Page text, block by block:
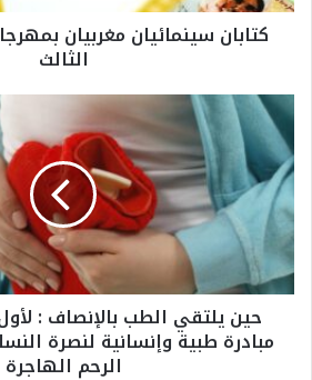
ن
ن
م
غ
ر
ب
ي
كتابان سينمائيان مغربيان
الثالث
ن
ي
ت
ق
ي
ا
حين يلتقي الطب بالإنصاف :
مبادرة طبية وإنسانية لنصرة
الرحم الهاجرة